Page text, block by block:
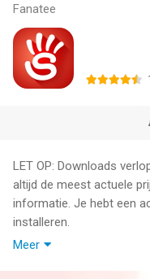
Fanatee
LET OP: Downloads
altijd de meest actuele
informatie. Je hebt een
installeren.
Meer